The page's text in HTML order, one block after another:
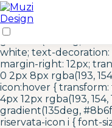
/* Area Riservata Icon
display: inline-flex;
center; width: 40px;
white; text-decoration:
margin-right: 12px;
0 2px 8px rgba(193,
icon:hover { transform:
4px 12px rgba(193,
gradient(135deg,
riservata-icon i { font-